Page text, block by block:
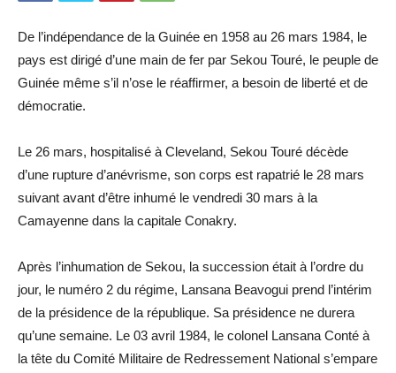
De l’indépendance de la Guinée en 1958 au 26 mars 1984, le
pays est dirigé d’une main de fer par Sekou Touré, le peuple de
Guinée même s’il n’ose le réaffirmer, a besoin de liberté et de
démocratie.
Le 26 mars, hospitalisé à Cleveland, Sekou Touré décède
d’une rupture d’anévrisme, son corps est rapatrié le 28 mars
suivant avant d’être inhumé le vendredi 30 mars à la
Camayenne dans la capitale Conakry.
Après l’inhumation de Sekou, la succession était à l’ordre du
jour, le numéro 2 du régime, Lansana Beavogui prend l’intérim
de la présidence de la république. Sa présidence ne durera
qu’une semaine. Le 03 avril 1984, le colonel Lansana Conté à
la tête du Comité Militaire de Redressement National s’empare